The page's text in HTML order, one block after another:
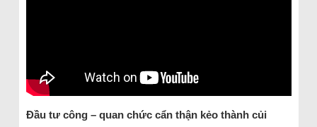
Đầu tư công – quan chức cẩn thận kẻo thành củi